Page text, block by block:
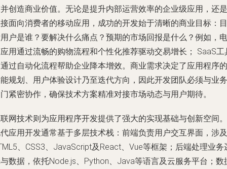
创造商业价值。无论是提升内部运营效率的企业级应用，还是
面向消费者的移动应用，成功的开发始于清晰的商业目标：目
户是谁？要解决什么痛点？预期的市场回报是什么？例如，电
用通过流畅的购物流程和个性化推荐驱动交易增长； SaaS工
过自动化流程帮助企业降本增效。商业需求决定了应用程序的
规划、用户体验设计乃至迭代方向，因此开发团队必须与业务
紧密协作，确保技术方案精准对接市场动态与用户期待。
网技术则为应用程序开发提供了强大的实现基础与创新空间。
应用开发通常基于多层技术栈：前端负责用户交互界面，涉及
、CSS3、JavaScript及React、Vue等框架；后端处理业务
数据，依托Node.js、Python、Java等语言及云服务平台；数